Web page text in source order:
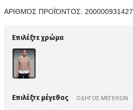
ΑΡΙΘΜΌΣ ΠΡΟΪΌΝΤΟΣ: 200000931427
Επιλέξτε χρώμα
Επιλέξτε μέγεθος ΟΔΗΓΟΣ ΜΕΓΕΘΩΝ